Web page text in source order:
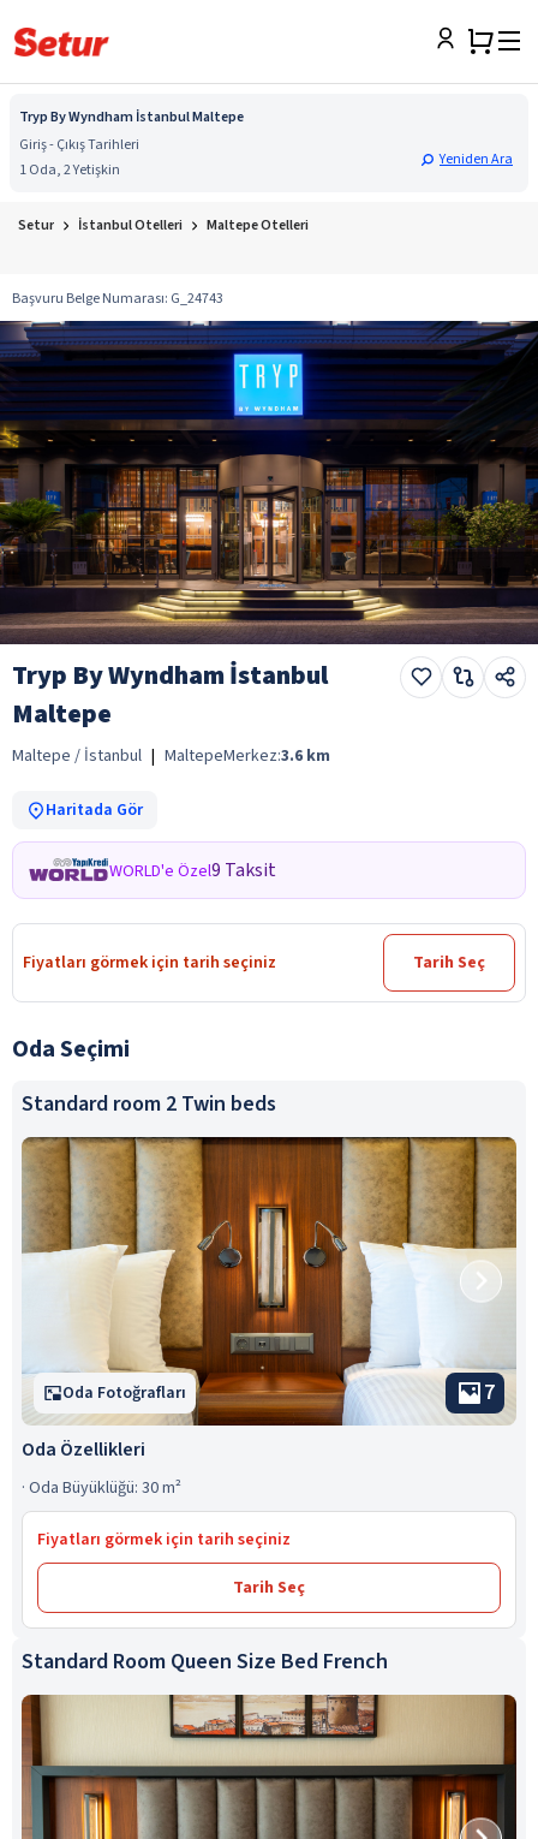
Tryp By Wyndham İstanbul Maltepe
Giriş - Çıkış Tarihleri
1 Oda, 2 Yetişkin
Yeniden Ara
Setur İstanbul Otelleri Maltepe Otelleri
Başvuru Belge Numarası: G_24743
Tryp By Wyndham İstanbul
Maltepe
Maltepe / İstanbul | MaltepeMerkez:3.6 km
Haritada Gör
WORLD'e Özel9 Taksit
Fiyatları görmek için tarih seçiniz Tarih Seç
Oda Seçimi
Standard room 2 Twin beds
Oda Fotoğrafları 7
Oda Özellikleri
· Oda Büyüklüğü: 30 m²
Fiyatları görmek için tarih seçiniz
Tarih Seç
Standard Room Queen Size Bed French